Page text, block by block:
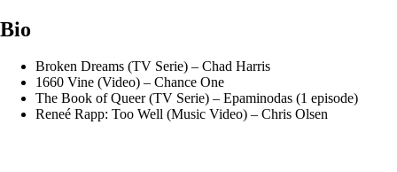
Bio
Broken Dreams (TV Serie) – Chad Harris
1660 Vine (Video) – Chance One
The Book of Queer (TV Serie) – Epaminodas (1 episode)
Reneé Rapp: Too Well (Music Video) – Chris Olsen